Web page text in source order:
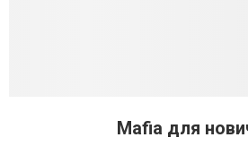
Mafia для